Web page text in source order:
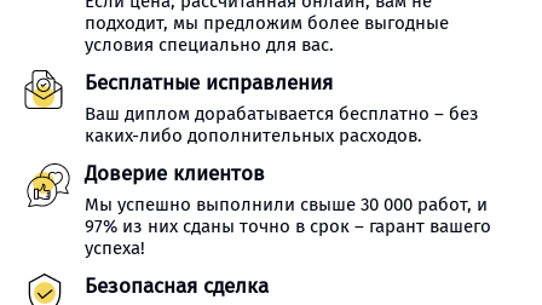
подходит, мы предложим более выгодные
условия специально для вас.
Бесплатные исправления
Ваш диплом дорабатывается бесплатно – без
каких-либо дополнительных расходов.
Доверие клиентов
Мы успешно выполнили свыше 30 000 работ, и
97% из них сданы точно в срок – гарант вашего
успеха!
Безопасная сделка